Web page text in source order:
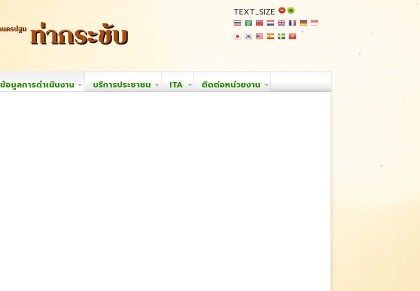
TEXT_SIZE
ข้อมูลการดำเนินงาน บริการประชาชน ITA ติดต่อหน่วยงาน